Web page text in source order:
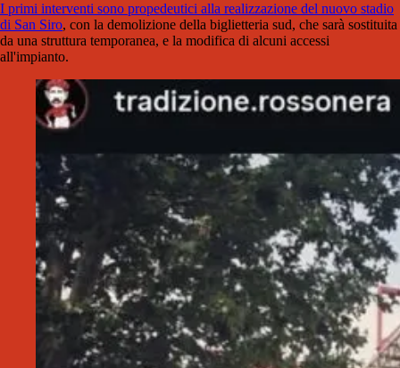
I primi interventi sono propedeutici alla realizzazione del nuovo stadio
di San Siro, con la demolizione della biglietteria sud, che sarà sostituita
da una struttura temporanea, e la modifica di alcuni accessi
all'impianto.